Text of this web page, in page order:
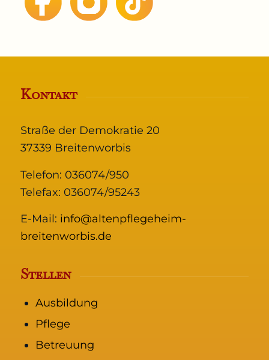
Kontakt
Straße der Demokratie 20
37339 Breitenworbis
Telefon: 036074/950
Telefax: 036074/95243
E-Mail: info@altenpflegeheim-
breitenworbis.de
Stellen
Ausbildung
Pflege
Betreuung